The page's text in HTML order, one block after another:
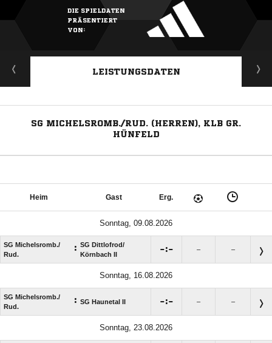
DIE SPIELDATEN
PRÄSENTIERT
VON:
LEISTUNGSDATEN
SG MICHELSROMB./RUD. (HERREN), KLB GR.
HÜNFELD
Heim Gast Erg.
Sonntag, 09.08.2026
SG Michelsromb./​
Rud.
: SG Dittlofrod/​
Körnbach II
: – –
Sonntag, 16.08.2026
SG Michelsromb./​
Rud.
: SG Haunetal II : – –
Sonntag, 23.08.2026